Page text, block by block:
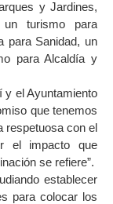
y Jardines,
turismo para
para Sanidad, un
para Alcaldía y
y el Ayuntamiento
que tenemos
respetuosa con el
el impacto que
se refiere”.
establecer
para colocar los